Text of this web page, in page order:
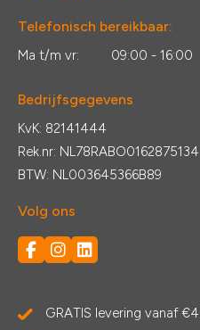
Telefonisch bereikbaar:
Ma t/m vr: 09:00 - 16:00
Bedrijfsgegevens
KvK: 82141444
Rek.nr: NL78RABO0162875134
BTW: NL003645366B89
Volg ons
GRATIS levering vanaf